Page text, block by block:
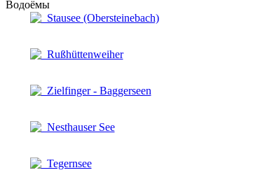
Водоёмы
Stausee (Obersteinebach)
Rußhüttenweiher
Zielfinger - Baggerseen
Nesthauser See
Tegernsee